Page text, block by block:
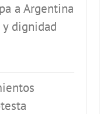
a Argentina
dignidad